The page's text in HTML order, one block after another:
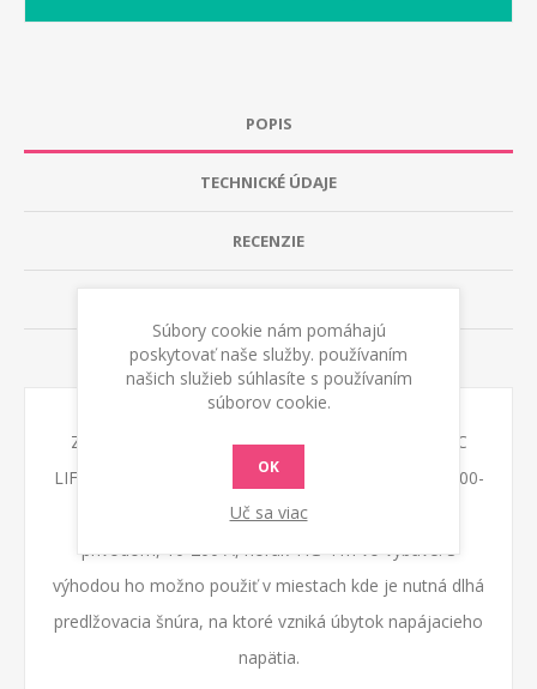
POPIS
TECHNICKÉ ÚDAJE
RECENZIE
RADY A TIPY TELWIN
Zváračka TIG Advance 227XT MV/PFC/VRD/TIG DC
LIFTMMA Telwin, pracuje s napájacím napätím od 100-
240 V, vhodný pre použitie s dlhým predlžovacím
prívodom, 10-200 A, horák TIG 4 m vo výbave. S
výhodou ho možno použiť v miestach kde je nutná dlhá
predlžovacia šnúra, na ktoré vzniká úbytok napájacieho
napätia.
Súbory cookie nám pomáhajú
poskytovať naše služby. používaním
našich služieb súhlasíte s používaním
súborov cookie.
OK
Uč sa viac